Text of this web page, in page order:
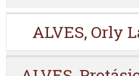
ALVES, Orly